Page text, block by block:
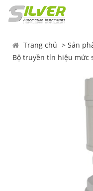
Trang chủ Sản
Bộ truyền tín hiệu mức